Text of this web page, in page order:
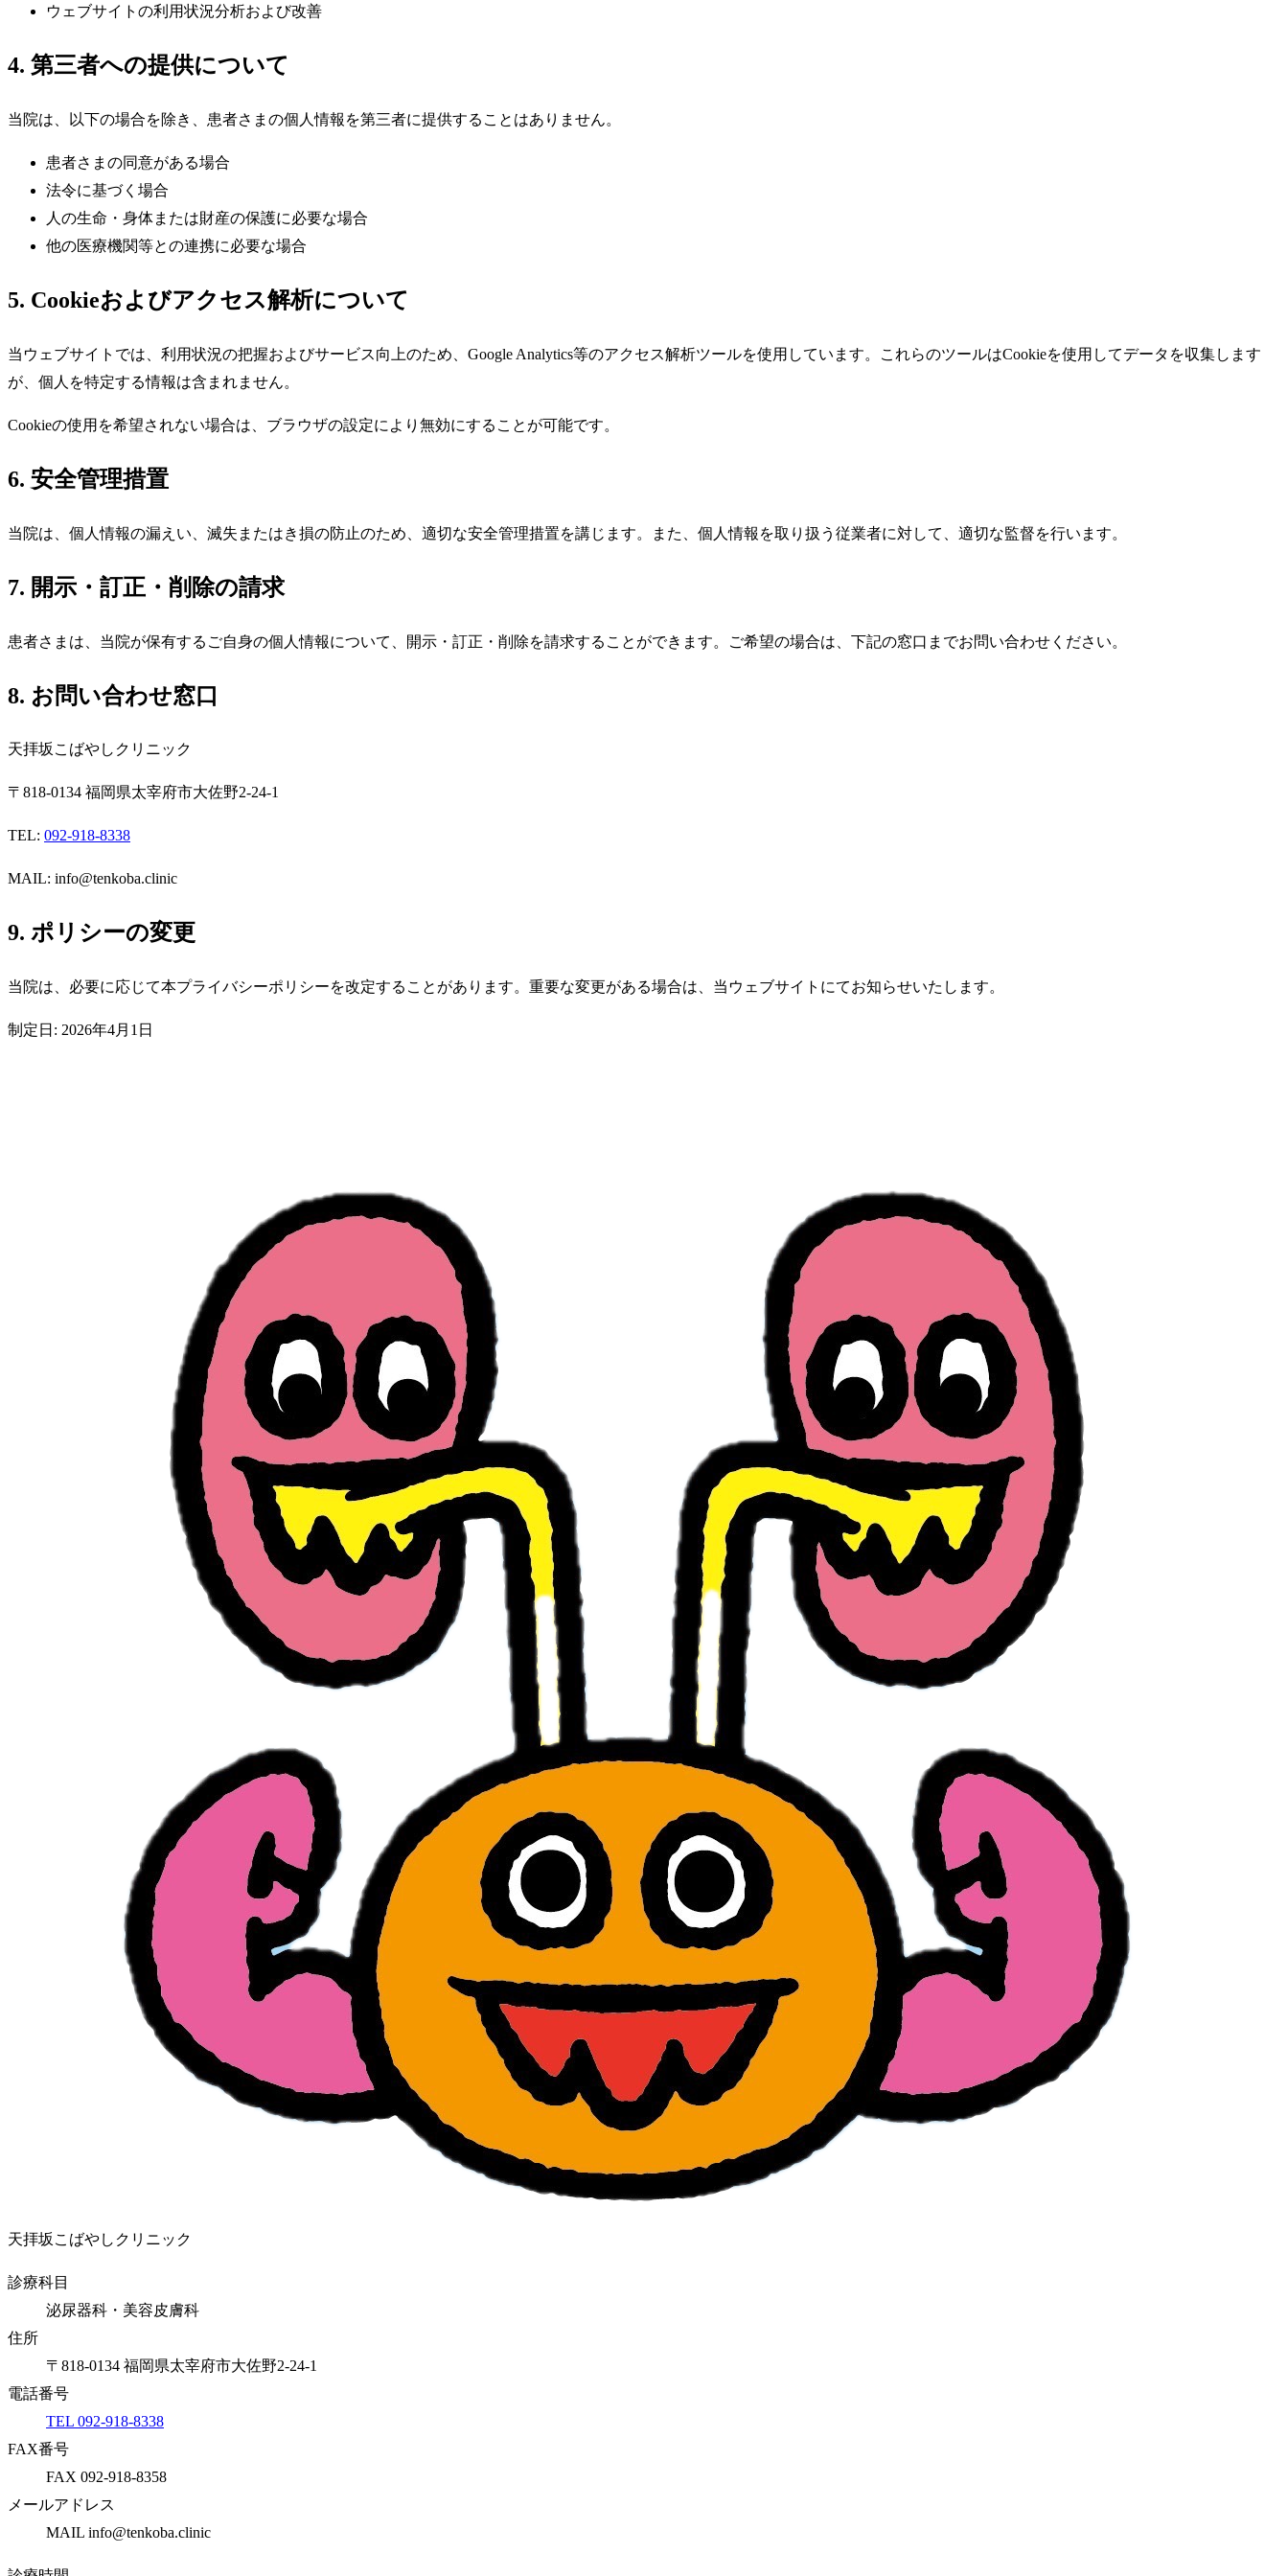
ウェブサイトの利用状況分析および改善
4. 第三者への提供について
当院は、以下の場合を除き、患者さまの個人情報を第三者に提供することはありません。
患者さまの同意がある場合
法令に基づく場合
人の生命・身体または財産の保護に必要な場合
他の医療機関等との連携に必要な場合
5. Cookieおよびアクセス解析について
当ウェブサイトでは、利用状況の把握およびサービス向上のため、Google Analytics等のアクセス解析ツールを使用しています。これらのツールはCookieを使用してデータを収集します
が、個人を特定する情報は含まれません。
Cookieの使用を希望されない場合は、ブラウザの設定により無効にすることが可能です。
6. 安全管理措置
当院は、個人情報の漏えい、滅失またはき損の防止のため、適切な安全管理措置を講じます。また、個人情報を取り扱う従業者に対して、適切な監督を行います。
7. 開示・訂正・削除の請求
患者さまは、当院が保有するご自身の個人情報について、開示・訂正・削除を請求することができます。ご希望の場合は、下記の窓口までお問い合わせください。
8. お問い合わせ窓口
天拝坂こばやしクリニック
〒818-0134 福岡県太宰府市大佐野2-24-1
TEL: 092-918-8338
MAIL: info@tenkoba.clinic
9. ポリシーの変更
当院は、必要に応じて本プライバシーポリシーを改定することがあります。重要な変更がある場合は、当ウェブサイトにてお知らせいたします。
制定日: 2026年4月1日
天拝坂こばやしクリニック
診療科目
泌尿器科・美容皮膚科
住所
〒818-0134 福岡県太宰府市大佐野2-24-1
電話番号
TEL 092-918-8338
FAX番号
FAX 092-918-8358
メールアドレス
MAIL info@tenkoba.clinic